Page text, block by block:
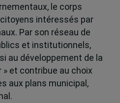
le corps
intéressés par
Par son réseau de
et institutionnels,
au développement de la
» et contribue au choix
aux plans municipal,